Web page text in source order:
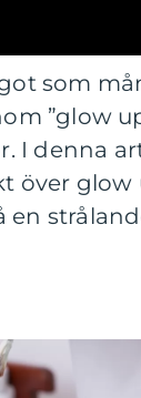
som
”glow
I denna
över